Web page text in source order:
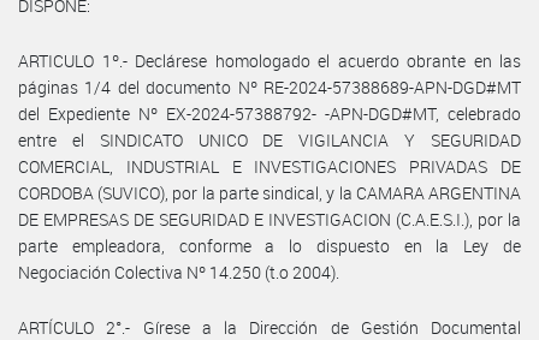
DISPONE:
ARTICULO 1º.- Declárese homologado el acuerdo obrante en las
páginas 1/4 del documento Nº RE-2024-57388689-APN-DGD#MT
del Expediente Nº EX-2024-57388792- -APN-DGD#MT, celebrado
entre el SINDICATO UNICO DE VIGILANCIA Y SEGURIDAD
COMERCIAL, INDUSTRIAL E INVESTIGACIONES PRIVADAS DE
CORDOBA (SUVICO), por la parte sindical, y la CAMARA ARGENTINA
DE EMPRESAS DE SEGURIDAD E INVESTIGACION (C.A.E.S.I.), por la
parte empleadora, conforme a lo dispuesto en la Ley de
Negociación Colectiva Nº 14.250 (t.o 2004).
ARTÍCULO 2°.- Gírese a la Dirección de Gestión Documental